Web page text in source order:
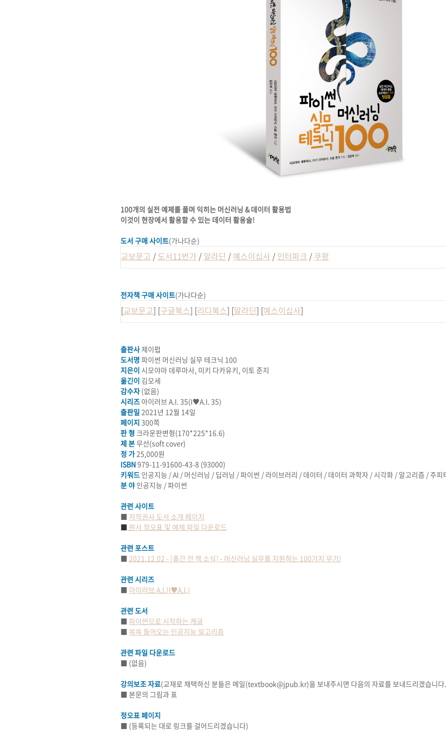
100개의 실전 예제를 풀며 익히는 머신러닝 & 데이터 활용법
이것이 현장에서 활용할 수 있는 데이터 활용술!
도서 구매 사이트(가나다순)
교보문고 / 도서11번가 / 알라딘 / 예스이십사 / 인터파크 / 쿠팡
전자책 구매 사이트(가나다순)
[교보문고] [구글북스] [리디북스] [알라딘] [예스이십사]
출판사제이펍
도서명 파이썬 머신러닝 실무 테크닉 100
지은이 시모야마 데루마사, 미키 다카유키, 이토 준지
옮긴이 김모세
감수자 (없음)
시리즈 아이러브 A.I. 35(I♥A.I. 35)
출판일 2021년 12월 14일
페이지 300쪽
판 형 크라운판변형(170*225*16.6)
제 본무선(soft cover)
정 가25,000원
ISBN979-11-91600-43-8 (93000)
키워드 인공지능 / AI / 머신러닝 / 딥러닝 /파이썬 / 라이브러리 / 데이터 / 데이터 과학자 / 시각화 / 알고리즘 /주피
분 야 인공지능 /파이썬
관련 사이트
■ 저작권사 도서 소개 페이지
■ 원서 정오표 및 예제 파일 다운로드
관련 포스트
■ 2021.12.02 - [출간 전 책 소식] - 머신러닝 실무를 지원하는 100가지 무기!
관련 시리즈
■ 아이러브 A.I.(I♥A.I.)
관련 도서
■ 파이썬으로 시작하는 캐글
■ 쏙쏙 들어오는 인공지능 알고리즘
관련 파일 다운로드
■ (없음)
강의보조 자료(교재로 채택하신 분들은 메일(textbook@jpub.kr)을 보내주시면 다음의 자료를 보내드리겠습니
■ 본문의 그림과 표
정오표 페이지
■ (등록되는 대로 링크를 걸어드리겠습니다)